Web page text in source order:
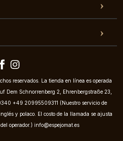
reservados. La tienda en línea es operada
Dem Schnorrenberg 2, Ehrenbergstraße 23,
+49 20995509311 (Nuestro servicio de
y polaco. El costo de la llamada se ajusta
operador.) info@espejomat.es